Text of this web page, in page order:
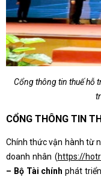
Cổng thông tin thuế hỗ
CỔNG THÔNG TIN
Chính thức vận hành từ
doanh nhân (https://
– Bộ Tài chính phát